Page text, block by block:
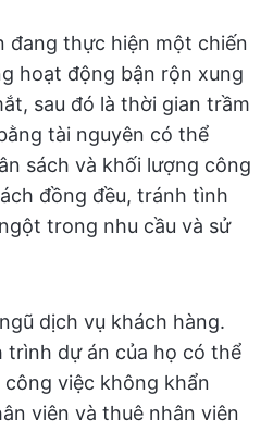
đang thực hiện một chiến
hoạt động bận rộn xung
sau đó là thời gian trầm
tài nguyên có thể
sách và khối lượng công
đồng đều, tránh tình
trong nhu cầu và sử
dịch vụ khách hàng.
trình dự án của họ có thể
việc không khẩn
viên và thuê nhân viên